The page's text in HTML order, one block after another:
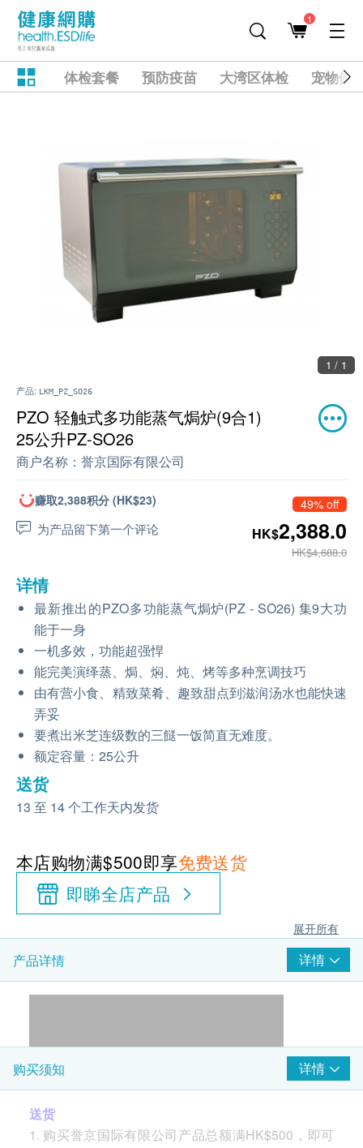
1
体检套餐 预防疫苗 大湾区体检 宠物健
1 / 1
产品: LKM_PZ_SO26
PZO 轻触式多功能蒸气焗炉(9合1)
25公升PZ-SO26
商户名称： 誉京国际有限公司
赚取2,388积分 (HK$23)
为产品留下第一个评论
49% off
HK$2,388.0
HK$4,688.0
详情
最新推出的PZO多功能蒸气焗炉(PZ - SO26) 集9大功
能于一身
一机多效，功能超强悍
能完美演绎蒸、焗、焖、炖、烤等多种烹调技巧
由有营小食、精致菜肴、趣致甜点到滋润汤水也能快速
弄妥
要煮出米芝连级数的三餸一饭简直无难度。
额定容量：25公升
送货
13 至 14 个工作天内发货
本店购物满$500即享免费送货
即睇全店产品
展开所有
产品详情 详情
购买须知 详情
送货
1. 购买誉京国际有限公司产品总额满HK$500，即可